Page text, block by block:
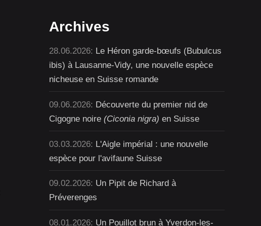
Archives
28.06.2026: Le Héron garde-bœufs (Bubulcus
ibis) à Lausanne-Vidy, une nouvelle espèce
nicheuse en Suisse romande
09.06.2026: Découverte du premier nid de
Cigogne noire(Ciconia nigra) en Suisse
03.03.2026: L'Aigle impérial : une nouvelle
espèce pour l'avifaune Suisse
09.02.2026: Un Pipit de Richard à
Préverenges
08.01.2026: Un Pouillot brun à Yverdon-les-